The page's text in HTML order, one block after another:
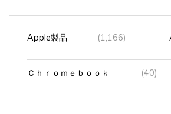
Apple製品 (1,166)
(40)